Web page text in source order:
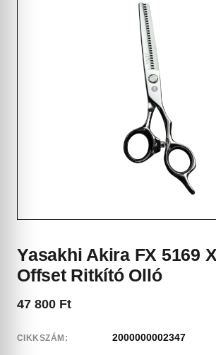
Yasakhi Akira FX 5169
Offset Ritkító Olló
47 800 Ft
CIKKSZÁM: 2000000002347